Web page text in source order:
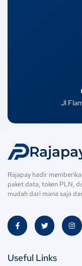
Jl
Rajapay hadir
paket data, token PLN,
mudah dari mana saja
Useful Links